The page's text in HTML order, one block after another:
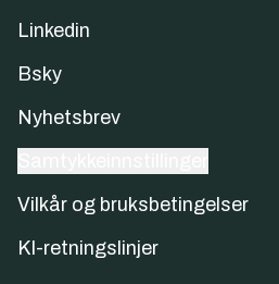
Linkedin
Bsky
Nyhetsbrev
Vilkår og bruksbetingelser
KI-retningslinjer